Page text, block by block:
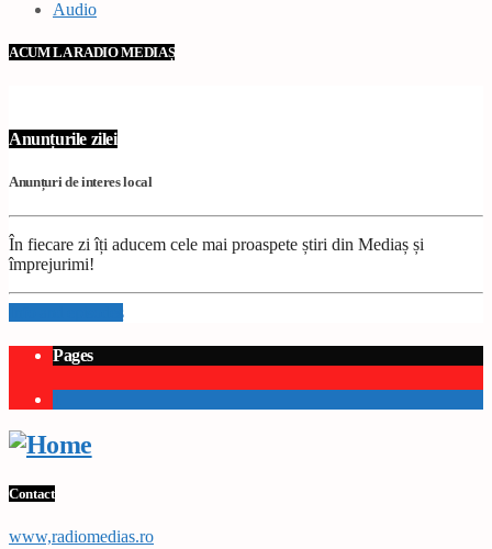
Audio
ACUM LA RADIO MEDIAȘ
Anunțurile zilei
Anunțuri de interes local
În fiecare zi îți aducem cele mai proaspete știri din Mediaș și
împrejurimi!
Info and episodes
Pages
Contact
www,radiomedias.ro